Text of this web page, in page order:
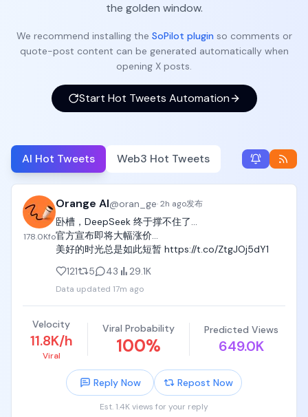
the golden window.
We recommend installing the SoPilot plugin so comments or
quote-post content can be generated automatically when
opening X posts.
Start Hot Tweets Automation
AI Hot Tweets Web3 Hot Tweets
178.0Kfo
Orange AI@oran_ge·2h ago发布
卧槽，DeepSeek 终于撑不住了…
官方宣布即将大幅涨价…
美好的时光总是如此短暂 https://t.co/ZtgJOj5dY1
121
5 43 29.1K
Data updated 17m ago
Velocity
11.8K/h
Viral
Viral Probability
100%
Predicted Views
649.0K
Reply Now Repost Now
Est. 1.4K views for your reply